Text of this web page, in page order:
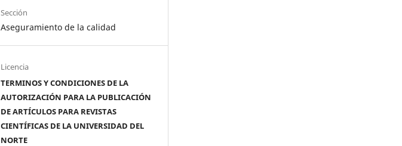
Sección
Aseguramiento de la calidad
Licencia
TERMINOS Y CONDICIONES DE LA
AUTORIZACIÓN PARA LA PUBLICACIÓN
DE ARTÍCULOS PARA REVISTAS
CIENTÍFICAS DE LA UNIVERSIDAD DEL
NORTE